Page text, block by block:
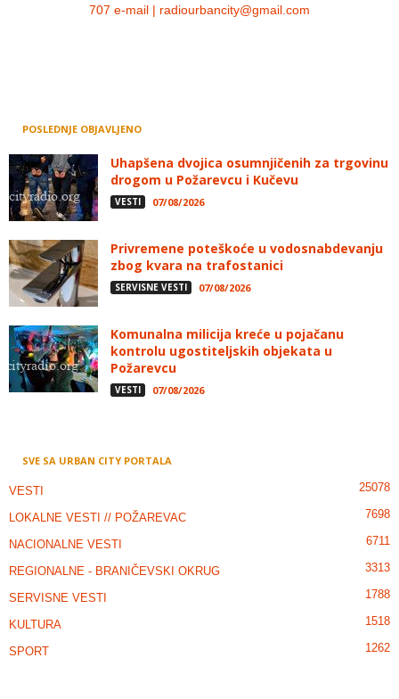
707 e-mail | radiourbancity@gmail.com
POSLEDNJE OBJAVLJENO
Uhapšena dvojica osumnjičenih za trgovinu
drogom u Požarevcu i Kučevu
VESTI 07/08/2026
Privremene poteškoće u vodosnabdevanju
zbog kvara na trafostanici
SERVISNE VESTI 07/08/2026
Komunalna milicija kreće u pojačanu
kontrolu ugostiteljskih objekata u
Požarevcu
VESTI 07/08/2026
SVE SA URBAN CITY PORTALA
VESTI 25078
LOKALNE VESTI // POŽAREVAC 7698
NACIONALNE VESTI 6711
REGIONALNE - BRANIČEVSKI OKRUG 3313
SERVISNE VESTI 1788
KULTURA 1518
SPORT 1262